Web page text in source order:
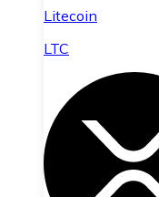
Litecoin
LTC